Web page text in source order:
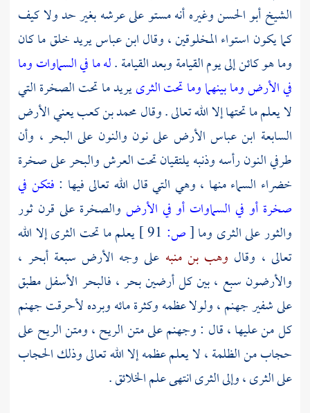
الشيخأبو الحسنوغيره أنه مستو على عرشه بغير حد ولا كيف
كما يكون استواء المخلوقين ، وقالابن عباسيريد خلق ما كان
وما هو كائن إلى يوم القيامة وبعد القيامة .له ما في السماوات وما
في الأرض وما بينهما وما تحت الثرىيريد ما تحت الصخرة التي
لا يعلم ما تحتها إلا الله تعالى . وقالمحمد بن كعبيعني الأرض
السابعة ابن عباس الأرض على نون والنون على البحر ، وأن
طرفي النون رأسه وذنبه يلتقيان تحت العرش والبحر على صخرة
خضراء السماء منها ، وهي التي قال الله تعالى فيها : فتكن في
صخرة أو في السماوات أو في الأرض والصخرة على قرن ثور
والثور على الثرى وما[ص:
يعلم ما تحت الثرى إلا الله
تعالى ، وقال وهب بن منبه على وجه الأرض سبعة أبحر ،
والأرضون سبع ، بين كل أرضين بحر ، فالبحر الأسفل مطبق
على شفير جهنم ، ولولا عظمه وكثرة مائه وبرده لأحرقت جهنم
كل من عليها ، قال : وجهنم على متن الريح ، ومتن الريح على
حجاب من الظلمة ، لا يعلم عظمه إلا الله تعالى وذلك الحجاب
على الثرى ، وإلى الثرى انتهى علم الخلائق .